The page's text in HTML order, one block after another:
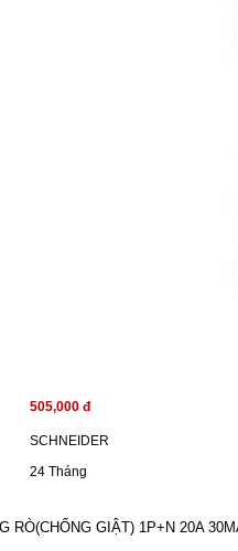
505,000 đ
SCHNEIDER
24 Tháng
RÒ(CHỐNG GIẬT) 1P+N 20A